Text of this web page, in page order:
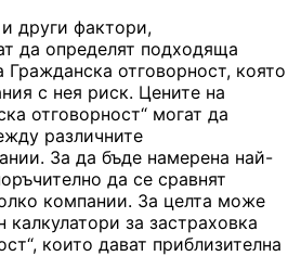
други фактори,
да определят подходяща
Гражданска отговорност, която
с нея риск. Цените на
отговорност“ могат да
различните
За да бъде намерена най-
да се сравнят
компании. За целта може
калкулатори за застраховка
които дават приблизителна